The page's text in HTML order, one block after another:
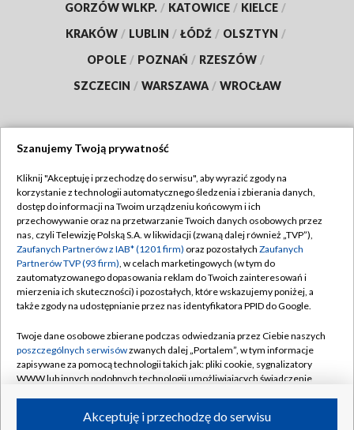
GORZÓW WLKP. / KATOWICE / KIELCE /
KRAKÓW / LUBLIN / ŁÓDŹ / OLSZTYN /
OPOLE / POZNAŃ / RZESZÓW /
SZCZECIN / WARSZAWA / WROCŁAW
TVP
Abonament TVP
Emisja w TVP
Centrum informacji TVP
Naziemna Telewizja Cyfrowa
Rada Programowa
System NOS
Informacje o nadawcy
Program dla prasy
Regulamin TVP
Polityka prywatności
Moje zgody
Pomoc
Kontakt
Kanały
Szanujemy Twoją prywatność
Kliknij "Akceptuję i przechodzę do serwisu", aby wyrazić zgody na
korzystanie z technologii automatycznego śledzenia i zbierania danych,
dostęp do informacji na Twoim urządzeniu końcowym i ich
przechowywanie oraz na przetwarzanie Twoich danych osobowych przez
nas, czyli Telewizję Polską S.A. w likwidacji (zwaną dalej również „TVP”),
Zaufanych Partnerów z IAB* (1201 firm) oraz pozostałych Zaufanych
Partnerów TVP (93 firm), w celach marketingowych (w tym do
zautomatyzowanego dopasowania reklam do Twoich zainteresowań i
mierzenia ich skuteczności) i pozostałych, które wskazujemy poniżej, a
także zgody na udostępnianie przez nas identyfikatora PPID do Google.
Twoje dane osobowe zbierane podczas odwiedzania przez Ciebie naszych
poszczególnych serwisówzwanych dalej „Portalem”, w tym informacje
zapisywane za pomocą technologii takich jak: pliki cookie, sygnalizatory
WWW lub innych podobnych technologii umożliwiających świadczenie
ruchu w Internecie.Akceptuję i przechodzę do serwisu